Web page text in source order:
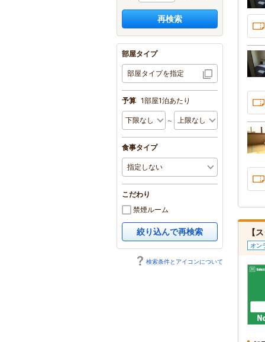
再検索
部屋タイプ
部屋タイプを指定
予算 1部屋1泊あたり
～
食事タイプ
こだわり
禁煙ルーム
絞り込んで再検索
検索条件とアイコンについて
【
オン